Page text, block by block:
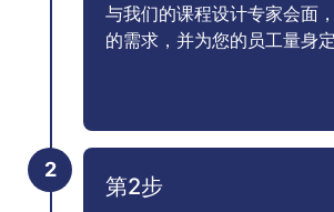
与我们的课程设计专家会面
的需求，并为您的员工量身
第2步